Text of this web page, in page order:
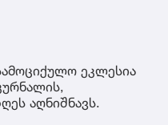
ეკლესია
აღნიშნავს.